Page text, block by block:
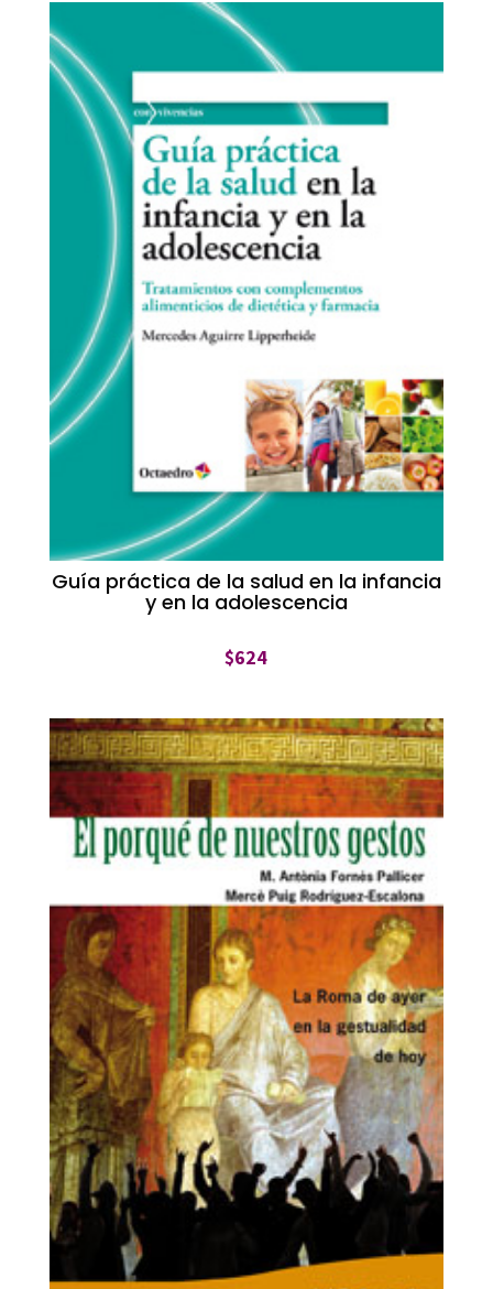
Guía práctica de la salud en la infancia
y en la adolescencia
$624